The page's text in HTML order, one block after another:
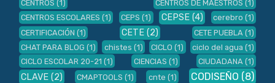
CENTROS (1) CENTROS DE MAESTROS (1)
CENTROS ESCOLARES (1) CEPS (1) CEPSE (4) cerebro (1)
CERTIFICACIÓN (1) CETE (2) CETE PUEBLA (1)
CHAT PARA BLOG (1) chistes (1) CICLO (1) ciclo del agua (1)
CICLO ESCOLAR 20-21 (1) CIENCIAS (1) CIUDADANA (1)
CLAVE (2) CMAPTOOLS (1) cnte (1) CODISEÑO (8)